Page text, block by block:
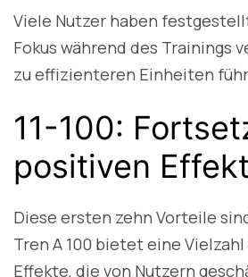
Viele Nutzer haben
Fokus während des Trainings
zu effizienteren Einheiten
11-100:
positiven
Diese ersten zehn Vorteile
Tren A 100 bietet eine
Effekte, die von Nutzern